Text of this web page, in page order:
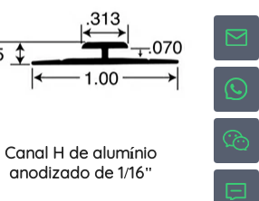
Canal H de alumínio
anodizado de 1/16"